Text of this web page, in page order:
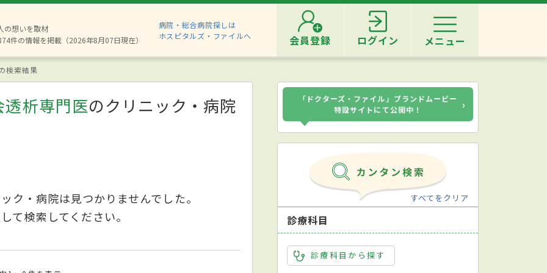
の想いを取材
件の情報を掲載（2026年8月07日現在）
病院・総合病院探しは
ホスピタルズ・ファイルへ
会員登録 ログイン メニュー
検索結果
析専門医のクリニック・病院
ク・病院は見つかりませんでした。
て検索してください。
「ドクターズ・ファイル」ブランドムービー
特設サイトにて公開中！
›
すべてをクリア
診療科目
診療科目から探す